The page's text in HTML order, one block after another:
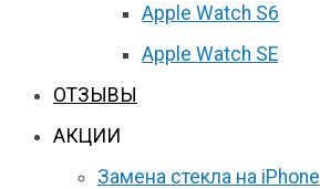
Apple Watch S6
Apple Watch SE
ОТЗЫВЫ
АКЦИИ
Замена стекла на iPhone